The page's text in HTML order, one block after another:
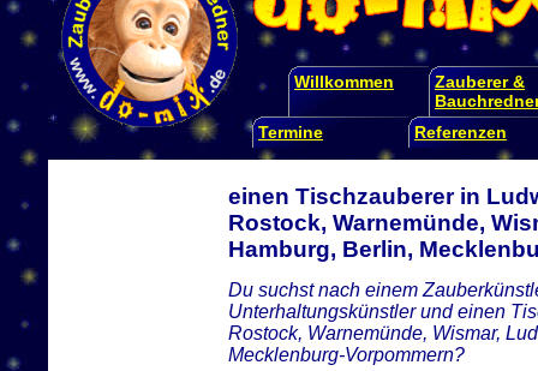
Willkommen
Zauberer &
Termine
Referenzen
einen Tischzauberer in
Rostock, Warnemünde,
Hamburg, Berlin,
Du suchst nach einem
Unterhaltungskünstler und einen
Rostock, Warnemünde, Wismar,
Mecklenburg-Vorpommern?